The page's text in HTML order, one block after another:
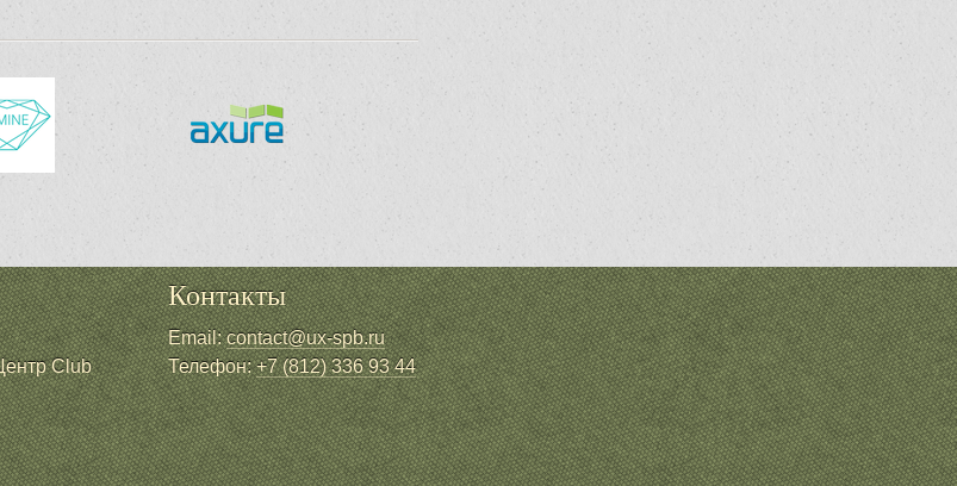
Club
Контакты
Email:contact@ux-spb.ru
Телефон:+7 (812) 336 93 44